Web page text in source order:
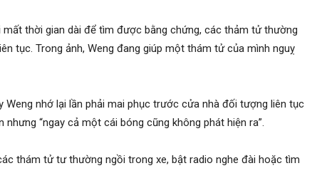
thời gian dài để tìm được bằng chứng, các thảm tử thường
tục. Trong ảnh, Weng đang giúp một thám tử của mình nguỵ
nhớ lại lần phải mai phục trước cửa nhà đối tượng liên tục
“ngay cả một cái bóng cũng không phát hiện ra”.
thám tử tư thường ngồi trong xe, bật radio nghe đài hoặc tìm